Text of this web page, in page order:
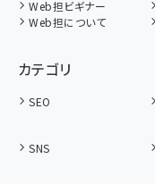
Web担ビギナー
Web担について
カテゴリ
SEO
SNS